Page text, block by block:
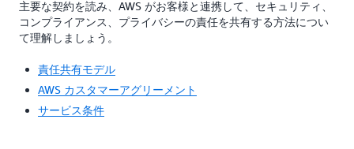
主要な契約を読み、AWS がお客様と連携して、セキュリティ、
コンプライアンス、プライバシーの責任を共有する方法につい
て理解しましょう。
責任共有モデル
AWS カスタマーアグリーメント
サービス条件